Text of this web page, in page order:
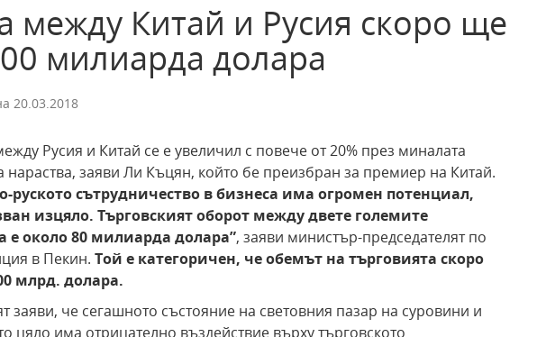
между Китай и Русия скоро ще
милиарда долара
20.03.2018
Русия и Китай се е увеличил с повече от 20% през миналата
заяви Ли Къцян, който бе преизбран за премиер на Китай.
руското сътрудничество в бизнеса има огромен потенциал,
изцяло. Търговският оборот между двете големите
около 80 милиарда доларa”, заяви министър-председателят по
в Пекин. Той е категоричен, че обемът на търговията скоро
млрд. долара.
заяви, че сегашното състояние на световния пазар на суровини и
цяло има отрицателно въздействие върху търговското